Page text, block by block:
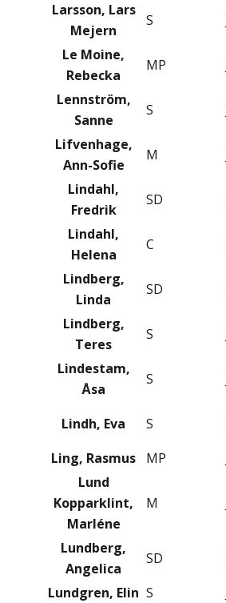
Larsson, Lars
Mejern
S
Le Moine,
Rebecka
MP
Lennström,
Sanne
S
Lifvenhage,
Ann-Sofie
M
Lindahl,
Fredrik
SD
Lindahl,
Helena
C
Lindberg,
Linda
SD
Lindberg,
Teres
S
Lindestam,
Åsa
S
Lindh, Eva S
Ling, Rasmus
MP
Lund
Kopparklint,
Marléne
M
Lundberg,
Angelica
SD
Lundgren, Elin S